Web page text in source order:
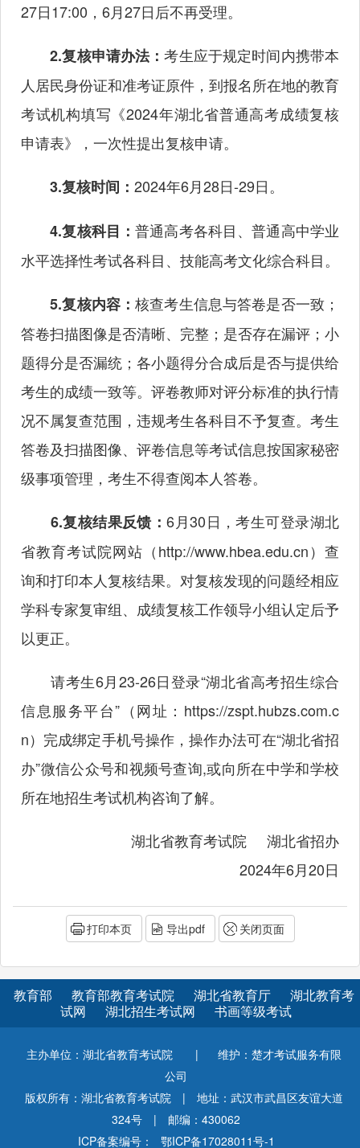
27日17:00，6月27日后不再受理。
2.复核申请办法：考生应于规定时间内携带本
人居民身份证和准考证原件，到报名所在地的教育
考试机构填写《2024年湖北省普通高考成绩复核
申请表》，一次性提出复核申请。
3.复核时间： 2024年6月28日-29日。
4.复核科目：普通高考各科目、普通高中学业
水平选择性考试各科目、技能高考文化综合科目。
5.复核内容：核查考生信息与答卷是否一致；
答卷扫描图像是否清晰、完整；是否存在漏评；小
题得分是否漏统；各小题得分合成后是否与提供给
考生的成绩一致等。评卷教师对评分标准的执行情
况不属复查范围，违规考生各科目不予复查。考生
答卷及扫描图像、评卷信息等考试信息按国家秘密
级事项管理，考生不得查阅本人答卷。
6.复核结果反馈：6月30日，考生可登录湖北
省教育考试院网站（http://www.hbea.edu.cn）查
询和打印本人复核结果。对复核发现的问题经相应
学科专家复审组、成绩复核工作领导小组认定后予
以更正。
请考生6月23-26日登录“湖北省高考招生综合
信息服务平台”（网址： https://zspt.hubzs.com.c
n）完成绑定手机号操作，操作办法可在“湖北省招
办”微信公众号和视频号查询,或向所在中学和学校
所在地招生考试机构咨询了解。
湖北省教育考试院 湖北省招办
2024年6月20日
打印本页 导出pdf 关闭页面
教育部 教育部教育考试院 湖北省教育厅
湖北教育考
试网
湖北招生考试网 书画等级考试
主办单位：湖北省教育考试院 |
维护：楚才考试服务有限
公司
版权所有：湖北省教育考试院
|
地址：武汉市武昌区友谊大道
324号
|
邮编：430062
ICP备案编号：
鄂ICP备17028011号-1